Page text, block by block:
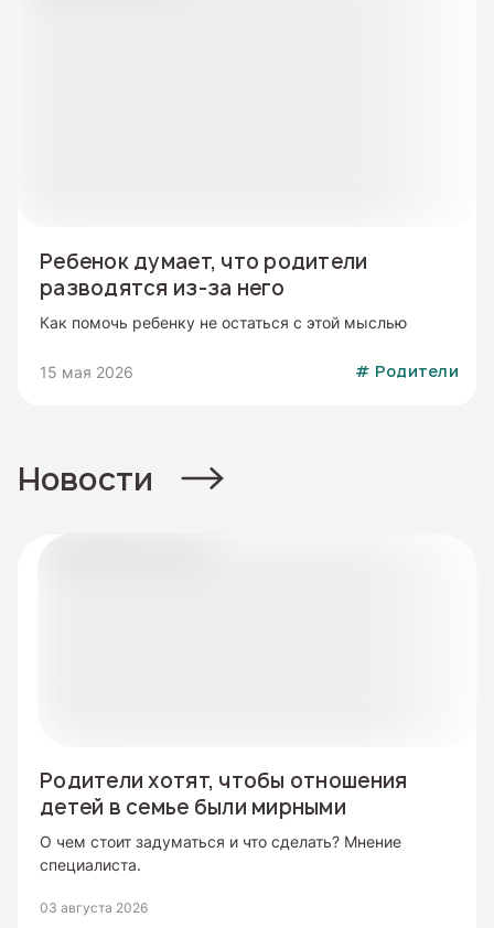
Ребенок думает, что родители
разводятся из-за него
Как помочь ребенку не остаться с этой мыслью
15 мая 2026 # Родители
Новости
Родители хотят, чтобы отношения
детей в семье были мирными
О чем стоит задуматься и что сделать? Мнение
специалиста.
03 августа 2026